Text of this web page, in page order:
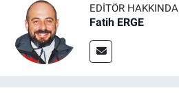
EDITÖR HAKKINDA
Fatih ERGE